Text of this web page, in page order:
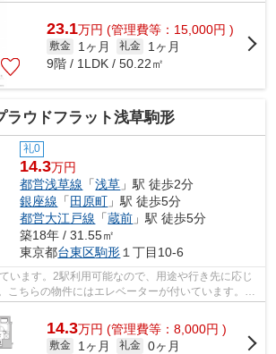
23.1万円 (管理費等：15,000円 )
敷金 1ヶ月 礼金
1ヶ月
9階 / 1LDK / 50.22㎡
ラウドフラット浅草駒形
礼0
14.3万円
都営浅草線 「浅草 」駅 徒歩2分
銀座線 「 田原町 」駅 徒歩5分
都営大江戸線 「蔵前 」駅 徒歩5分
築18年 / 31.55㎡
東京都台東区駒形 １丁目10-6
います。2駅利用可能なので、用途や行き先に応じ
こちらの物件にはエレベーターが付いています。マ
14.3万円 (管理費等：8,000円 )
敷金 1ヶ月 礼金 0ヶ月